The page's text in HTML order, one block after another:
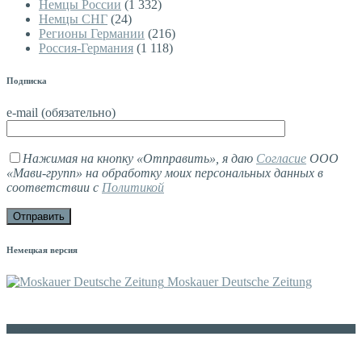
Немцы России (1 332)
Немцы СНГ (24)
Регионы Германии (216)
Россия-Германия (1 118)
Подписка
e-mail (обязательно)
Нажимая на кнопку «Отправить», я даю Согласие ООО
«Мави-групп» на обработку моих персональных данных в
соответствии с Политикой
Немецкая версия
Moskauer Deutsche Zeitung